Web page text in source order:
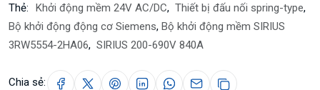
Thẻ:
Khởi động mềm 24V AC/DC, Thiết bị đấu nối spring-type,
Bộ khởi động động cơ Siemens, Bộ khởi động mềm SIRIUS
3RW5554-2HA06, SIRIUS 200-690V 840A
Chia sẻ: